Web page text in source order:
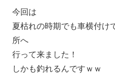
今回は
夏枯れの時期でも車横付け
所へ
行って来ました！
しかも釣れるんですｗｗ